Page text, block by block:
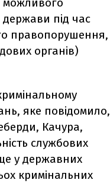
можливого
держави під час
правопорушення,
органів)
яке повідомило,
Качура,
службових
у державних
кримінальних